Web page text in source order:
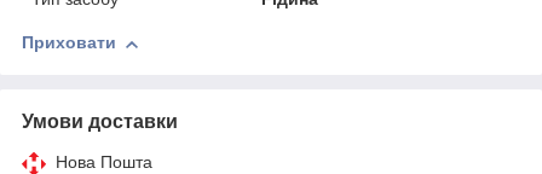
Приховати
Умови доставки
Нова Пошта